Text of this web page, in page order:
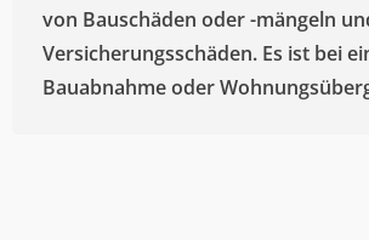
von Bauschäden oder -mängeln
Versicherungsschäden. Es ist bei
Bauabnahme oder